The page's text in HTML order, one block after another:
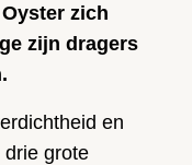
zich
zijn dragers
en
drie grote